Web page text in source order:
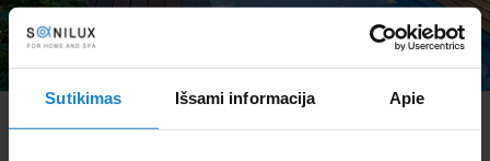
Sutikimas Išsami informacija Apie